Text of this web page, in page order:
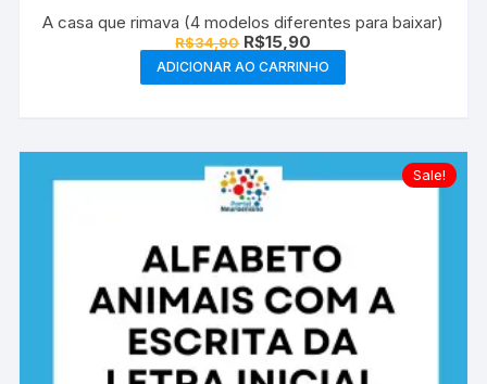
A casa que rimava (4 modelos diferentes para baixar)
R$34,90 O
preço
original
era:
R$15,90
preço
atual
é:
ADICIONAR AO CARRINHO
Sale!